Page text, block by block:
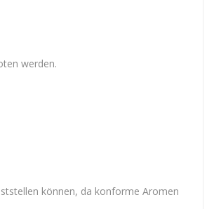
werden.
können, da konforme Aromen